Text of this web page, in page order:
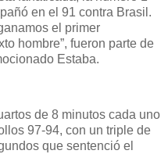
en el 91 contra Brasil.
el primer
hombre”, fueron parte de
Estaba.
de 8 minutos cada uno
97-94, con un triple de
que sentenció el